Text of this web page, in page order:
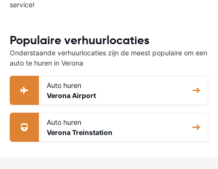
service!
Populaire verhuurlocaties
Onderstaande verhuurlocaties zijn de meest populaire om een
auto te huren in Verona
Auto huren
Verona Airport
Auto huren
Verona Treinstation